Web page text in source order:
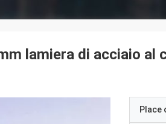
lamiera di acciaio al
Place